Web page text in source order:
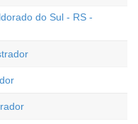
do Sul - RS -